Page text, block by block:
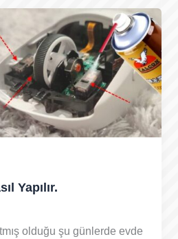
Yapılır.
olduğu şu günlerde evde